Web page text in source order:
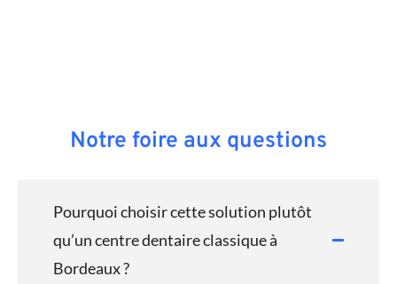
Notre foire aux questions
Pourquoi choisir cette solution plutôt
qu’un centre dentaire classique à
Bordeaux ?